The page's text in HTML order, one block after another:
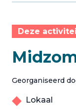
Deze
Georganiseerd
Lokaal